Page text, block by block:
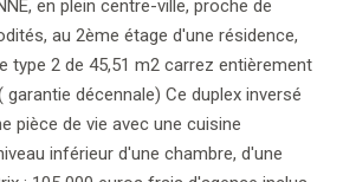
en plein centre-ville, proche de
au 2ème étage d'une résidence,
type 2 de 45,51 m2 carrez entièrement
garantie décennale) Ce duplex inversé
pièce de vie avec une cuisine
inférieur d'une chambre, d'une